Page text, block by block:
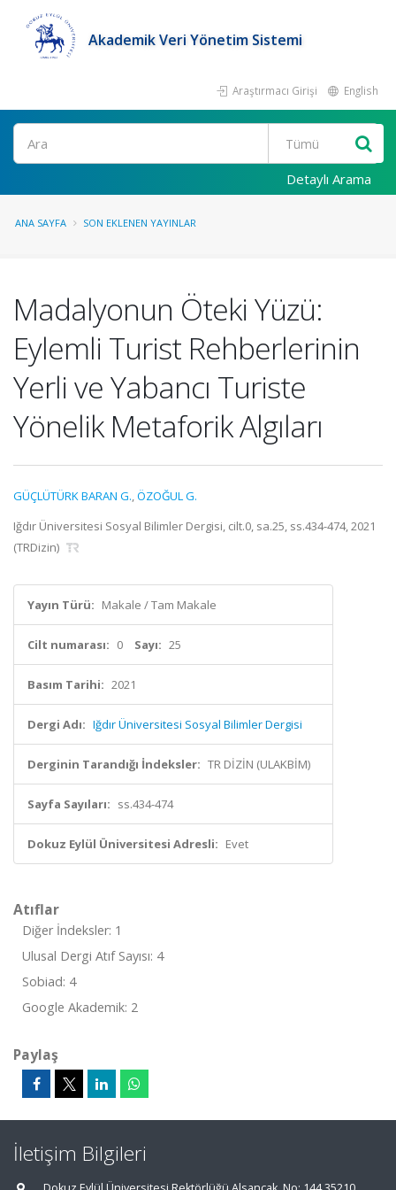
Akademik Veri Yönetim Sistemi
Araştırmacı Girişi English
Ara
Detaylı Arama
ANA SAYFA SON EKLENEN YAYINLAR
Madalyonun Öteki Yüzü:
Eylemli Turist Rehberlerinin
Yerli ve Yabancı Turiste
Yönelik Metaforik Algıları
GÜÇLÜTÜRK BARAN G.,ÖZOĞUL G.
Iğdır Üniversitesi Sosyal Bilimler Dergisi, cilt.0, sa.25, ss.434-474, 2021
(TRDizin)
Yayın Türü: Makale / Tam Makale
Cilt numarası: 0 Sayı: 25
Basım Tarihi: 2021
Dergi Adı: Iğdır Üniversitesi Sosyal Bilimler Dergisi
Derginin Tarandığı İndeksler: TR DİZİN (ULAKBİM)
Sayfa Sayıları: ss.434-474
Dokuz Eylül Üniversitesi Adresli: Evet
Atıflar
Diğer İndeksler: 1
Ulusal Dergi Atıf Sayısı: 4
Sobiad: 4
Google Akademik: 2
Paylaş
İletişim Bilgileri